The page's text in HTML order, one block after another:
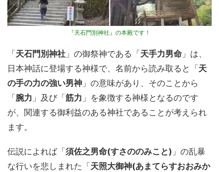
『天石門別神社』の本殿です！
「 天石門別神社 」の御祭神である「 天手力男命 」は、
日本神話に登場する神様で、名前から読み取ると「 天
の手の力の強い男神 」の意味があり、そのことから
「 腕力 」及び「 筋力 」を象徴する神様となるのです
が、関連する御利益のある神社であることが考えられ
ます。
伝説によれば「 須佐之男命(すさののみこと) 」の乱暴
な行いを悲しまれた「 天照大御神(あまてらすおおみか